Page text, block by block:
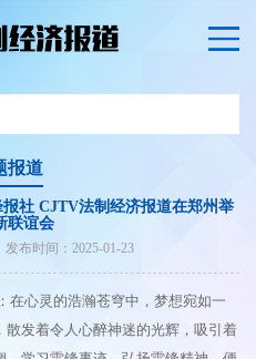
报道
社 CJTV法制经济报道在郑州举
联谊会
发布时间： 2025-01-23
在心灵的浩瀚苍穹中，梦想宛如一
发着令人心醉神迷的光辉，吸引着